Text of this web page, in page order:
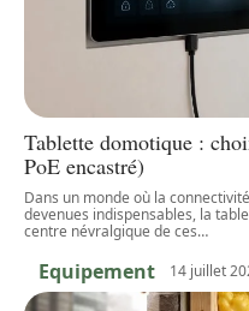
Tablette domotique :
PoE encastré)
Dans un monde où la
devenues indispensables, la
centre névralgique de ces…
Equipement 14 juillet